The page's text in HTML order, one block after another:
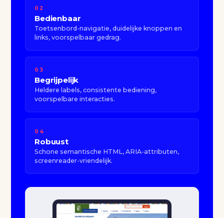
02
Bedienbaar
Toetsenbord-navigatie, duidelijke knoppen en
links, voorspelbaar gedrag.
03
Begrijpelijk
Heldere labels, consistente bediening,
voorspelbare interacties.
04
Robuust
Schone semantische HTML, ARIA-attributen,
screenreader-vriendelijk.